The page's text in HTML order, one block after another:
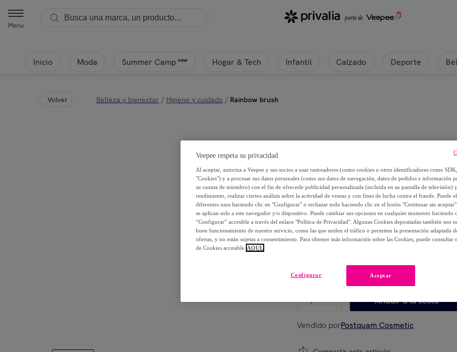
Menu
Inicio Moda Summer Camp new Hogar & Tech Infantil Calzado Deporte
Volver Belleza y bienestar / Higiene y cuidado / Rainbow brush
Rainbow brush
5,99 €
16,90 €
-64 %
Modelo:
1 Añadir a la cesta
Vendido porPostquam Cosmetic
Veepee respeta su privacidad
Al aceptar, autoriza a Veepee y sus socios a usar rastreadores (como cookies u otros identificadores como
"Cookies") y a procesar sus datos personales (como sus datos de navegación, datos de pedidos e información
su cuenta de miembro) con el fin de ofrecerle publicidad personalizada (incluida en su pantalla de televisión)
rendimiento, realizar ciertos análisis sobre la actividad de ventas y con fines de lucha contra el fraude. Puede
diferentes usos haciendo clic en "Configurar" o rechazar todo haciendo clic en el botón "Continuar sin
se aplican solo a este navegador y/o dispositivo. Puede cambiar sus opciones en cualquier momento haciendo
“Configurar” accesible a través del enlace "Política de Privacidad". Algunas Cookies depositadas también son
buen funcionamiento de nuestro servicio, como las que miden el tráfico o permiten la presentación adaptada
ofertas, y no están sujetas a consentimiento. Para obtener más información sobre las Cookies, puede consultar
de Cookies accesible AQUÍ.
Aceptar
Configurar